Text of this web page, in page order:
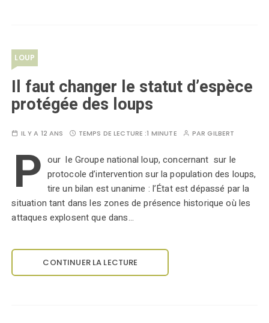
LOUP
Il faut changer le statut d’espèce
protégée des loups
IL Y A 12 ANS TEMPS DE LECTURE :1 MINUTE PARGILBERT
P our le Groupe national loup, concernant sur le
protocole d’intervention sur la population des loups,
tire un bilan est unanime : l’État est dépassé par la
situation tant dans les zones de présence historique où les
attaques explosent que dans…
CONTINUER LA LECTURE